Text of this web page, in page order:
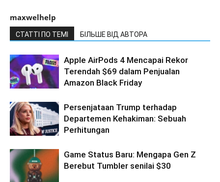
maxwelhelp
СТАТТІ ПО ТЕМІ БІЛЬШЕ ВІД АВТОРА
Apple AirPods 4 Mencapai Rekor
Terendah $69 dalam Penjualan
Amazon Black Friday
Persenjataan Trump terhadap
Departemen Kehakiman: Sebuah
Perhitungan
Game Status Baru: Mengapa Gen Z
Berebut Tumbler senilai $30